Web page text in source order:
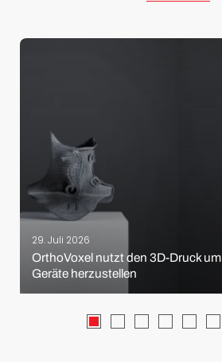
29. Juli 2026
OrthoVoxel nutzt den 3D-Druck
Geräte herzustellen